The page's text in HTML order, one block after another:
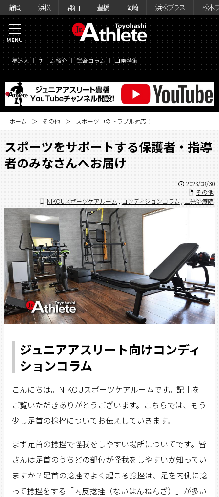
静岡 浜松 郡山 豊橋 岡崎 浜松プラス 松本
夢追人 チーム紹介 試合コラム 田原特集
MENU
ホーム その他 スポーツ中のトラブル対応！
スポーツをサポートする保護者・指導
者のみなさんへお届け
2023/08/30
その他
NIKOUスポーツケアルーム
コンディションコラム 二光治療院
ジュニアアスリート向けコンディ
ションコラム
こんにちは。NIKOUスポーツケアルームです。記事を
ご覧いただきありがとうございます。こちらでは、もう
少し足首の捻挫についてお伝えしていきます。
まず足首の捻挫で怪我をしやすい場所についてです。皆
さんは足首のうちどの部位が怪我をしやすいか知ってい
ますか？足首の捻挫でよく起こる捻挫は、足を内側に捻
って捻挫をする「内反捻挫（ないはんねんざ）」が多い